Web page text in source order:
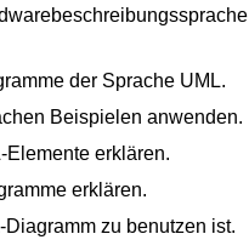
der Sprache UML.
Beispielen anwenden.
Elemente erklären.
erklären.
zu benutzen ist.